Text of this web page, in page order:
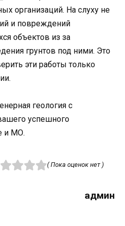
организаций. На слуху не
и повреждений
объектов из за
грунтов под ними. Это
эти работы только
геология с
успешного
и МО.
( Пока оценок нет )
админ